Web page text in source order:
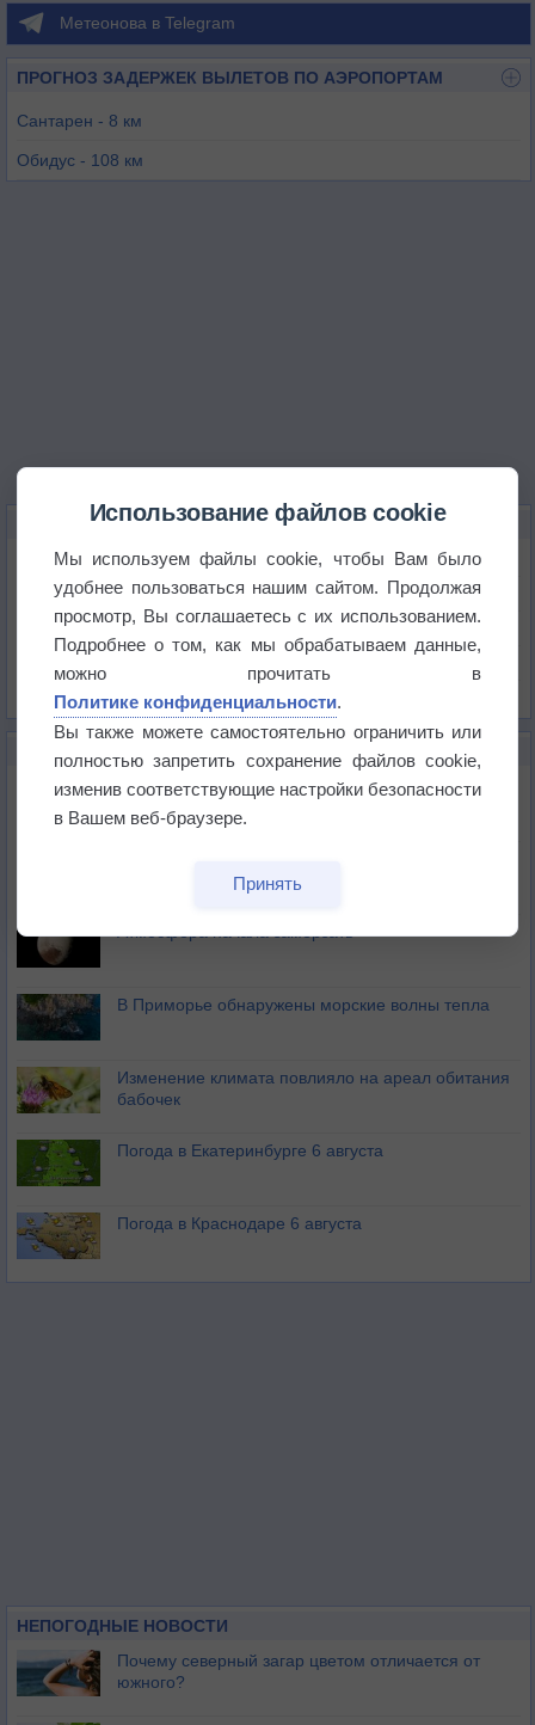
Метеонова в Telegram
ПРОГНОЗ ЗАДЕРЖЕК ВЫЛЕТОВ ПО АЭРОПОРТАМ
Сантарен - 8 км
Обидус - 108 км
КАРТЫ ПОГОДЫ В САНТАРЕНЕ
Температура
Давление
Осадки
Список всех карт
Космическая погода и транспорт
Атмосфера начала замерзать
В Приморье обнаружены морские волны тепла
Изменение климата повлияло на ареал обитания
бабочек
Погода в Екатеринбурге 6 августа
Погода в Краснодаре 6 августа
НЕПОГОДНЫЕ НОВОСТИ
Почему северный загар цветом отличается от
южного?
Использование файлов cookie
Мы используем файлы cookie, чтобы Вам было
удобнее пользоваться нашим сайтом. Продолжая
просмотр, Вы соглашаетесь с их использованием.
Подробнее о том, как мы обрабатываем данные,
можно прочитать в
Политике конфиденциальности.
Вы также можете самостоятельно ограничить или
полностью запретить сохранение файлов cookie,
изменив соответствующие настройки безопасности
в Вашем веб-браузере.
Принять